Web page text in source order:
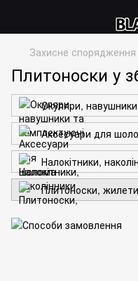
Захисне спорядження
Плитоноски у
Окуляри,
Аксесуари для
Налокітники,
Плитоноски, жилети